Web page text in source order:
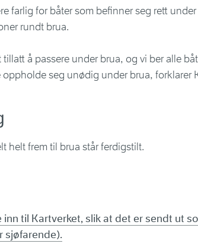
farlig for båter som befinner seg rett
rundt brua.
å passere under brua, og vi ber alle
seg unødig under brua, forklarer
helt frem til brua står ferdigstilt.
til Kartverket, slik at det er sendt ut
sjøfarende).